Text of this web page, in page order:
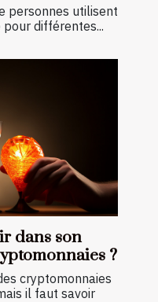
personnes utilisent
différentes...
dans son
?
cryptomonnaies
il faut savoir